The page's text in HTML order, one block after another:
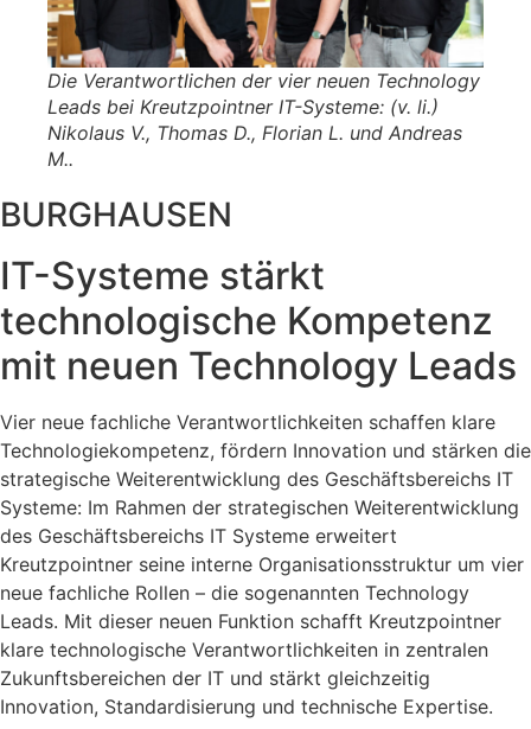
Die Verantwortlichen der vier neuen Technology
Leads bei Kreutzpointner IT-Systeme: (v. li.)
Nikolaus V., Thomas D., Florian L. und Andreas
M..
BURGHAUSEN
IT-Systeme stärkt
technologische Kompetenz
mit neuen Technology Leads
Vier neue fachliche Verantwortlichkeiten schaffen klare
Technologiekompetenz, fördern Innovation und stärken die
strategische Weiterentwicklung des Geschäftsbereichs IT
Systeme: Im Rahmen der strategischen Weiterentwicklung
des Geschäftsbereichs IT Systeme erweitert
Kreutzpointner seine interne Organisationsstruktur um vier
neue fachliche Rollen – die sogenannten Technology
Leads. Mit dieser neuen Funktion schafft Kreutzpointner
klare technologische Verantwortlichkeiten in zentralen
Zukunftsbereichen der IT und stärkt gleichzeitig
Innovation, Standardisierung und technische Expertise.